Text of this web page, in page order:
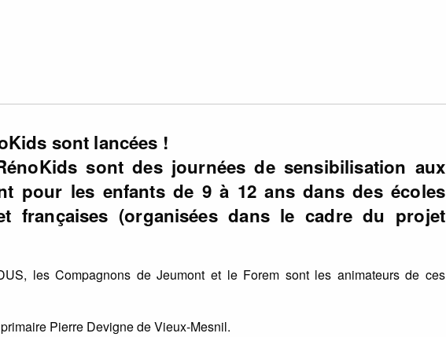
sont lancées !
sont des journées de sensibilisation aux
pour les enfants de 9 à 12 ans dans des écoles
françaises (organisées dans le cadre du projet
les Compagnons de Jeumont et le Forem sont les animateurs de ces
Pierre Devigne de Vieux-Mesnil.